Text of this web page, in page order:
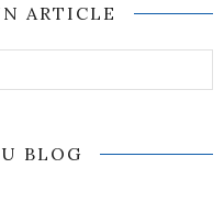
ARTICLE
BLOG